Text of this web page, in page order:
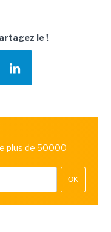
le !
plus de 50000
OK